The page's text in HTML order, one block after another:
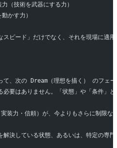
（技術を武器にする力）
かす力）
スピード」だけでなく、それを現場に
て、次の Dream（理想を描く） のフェ
必要はありません。「状態」や「条件」
装力・信頼）が、今よりもさらに制限
解決している状態、あるいは、特定の専